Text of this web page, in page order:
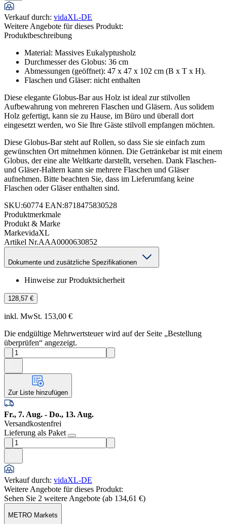
Verkauf durch: vidaXL-DE
Weitere Angebote für dieses Produkt:
Produktbeschreibung
Material: Massives Eukalyptusholz
Durchmesser des Globus: 36 cm
Abmessungen (geöffnet): 47 x 47 x 102 cm (B x T x H).
Flaschen und Gläser: nicht enthalten
Diese elegante Globus-Bar aus Holz ist ideal zur stilvollen
Aufbewahrung von mehreren Flaschen und Gläsern. Aus solidem
Holz gefertigt, kann sie zu Hause, im Büro und überall dort
eingesetzt werden, wo Sie Ihre Gäste stilvoll empfangen möchten.
Diese Globus-Bar steht auf Rollen, so dass Sie sie einfach zum
gewünschten Ort mitnehmen können. Die Getränkebar ist mit einem
Globus, der eine alte Weltkarte darstellt, versehen. Dank Flaschen-
und Gläser-Haltern kann sie mehrere Flaschen und Gläser
aufnehmen. Bitte beachten Sie, dass im Lieferumfang keine
Flaschen oder Gläser enthalten sind.
SKU:60774 EAN:8718475830528
Produktmerkmale
Produkt & Marke
MarkevidaXL
Artikel Nr.AAA0000630852
Dokumente und zusätzliche Spezifikationen
Hinweise zur Produktsicherheit
128,57 €
inkl. MwSt. 153,00 €
Die endgültige Mehrwertsteuer wird auf der Seite „Bestellung
überprüfen“ angezeigt.
Zur Liste hinzufügen
Fr., 7. Aug. - Do., 13. Aug.
Versandkostenfrei
Lieferung als Paket
Verkauf durch: vidaXL-DE
Weitere Angebote für dieses Produkt:
Sehen Sie 2 weitere Angebote (ab 134,61 €)
METRO Markets